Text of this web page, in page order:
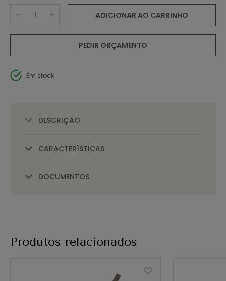
ADICIONAR AO CARRINHO
PEDIR ORÇAMENTO
Em stock
DESCRIÇÃO
CARACTERÍSTICAS
DOCUMENTOS
Produtos relacionados